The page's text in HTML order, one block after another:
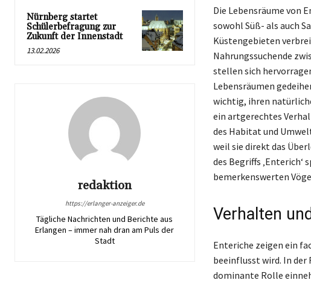
Nürnberg startet
Schülerbefragung zur
Zukunft der Innenstadt
13.02.2026
redaktion
https://erlanger-anzeiger.de
Tägliche Nachrichten und Berichte aus
Erlangen – immer nah dran am Puls der
Stadt
Die Lebensräume von
sowohl Süß- als auch
Küstengebieten
Nahrungssuchende
stellen sich
Lebensräumen
wichtig, ihren
ein artgerechtes
des Habitat und
weil sie direkt das
des Begriffs ‚Enterich‘
bemerkenswerten
Verhalten
Enteriche zeigen ein
beeinflusst wird. In der
dominante Rolle